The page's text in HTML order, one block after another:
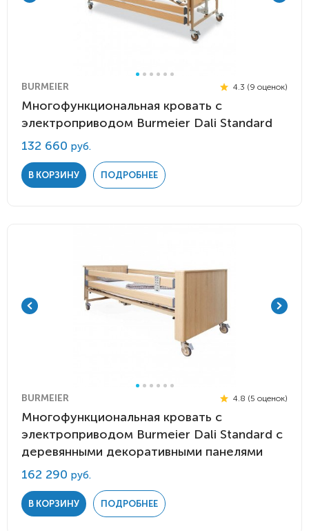
BURMEIER 4.3 (9 оценок)
Многофункциональная кровать с
электроприводом Burmeier Dali Standard
132 660 руб.
В КОРЗИНУ ПОДРОБНЕЕ
BURMEIER 4.8 (5 оценок)
Многофункциональная кровать с
электроприводом Burmeier Dali Standard c
деревянными декоративными панелями
162 290 руб.
В КОРЗИНУ ПОДРОБНЕЕ